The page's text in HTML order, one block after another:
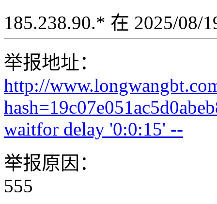
185.238.90.* 在 2025/08/
举报地址：
http://
waitfor delay '0:0:15' --
举报原因：
555